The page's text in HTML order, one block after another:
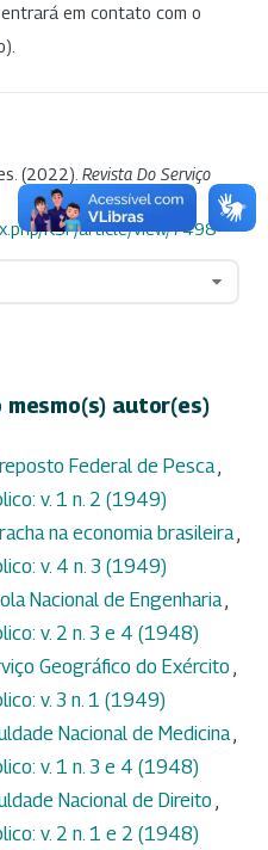
em contato com o
(2022). Revista Do Serviço
RSP/article/view/7498
autor(es)
Federal de Pesca,
v. 1 n. 2 (1949)
na economia brasileira,
v. 4 n. 3 (1949)
Nacional de Engenharia,
v. 2 n. 3 e 4 (1948)
Geográfico do Exército ,
v. 3 n. 1 (1949)
Nacional de Medicina,
v. 1 n. 3 e 4 (1948)
Nacional de Direito ,
v. 2 n. 1 e 2 (1948)